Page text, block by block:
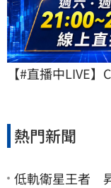
【#直播中LIVE
熱門新聞
低軌衛星王者